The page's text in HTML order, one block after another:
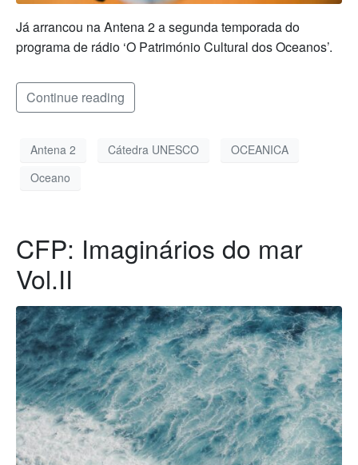
Já arrancou na Antena 2 a segunda temporada do
programa de rádio ‘O Património Cultural dos Oceanos’.
Continue reading
Antena 2 Cátedra UNESCO
OCEANICA
Oceano
CFP: Imaginários do mar
Vol.II